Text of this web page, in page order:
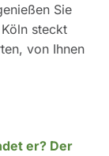
Sie
steckt
von Ihnen
er? Der